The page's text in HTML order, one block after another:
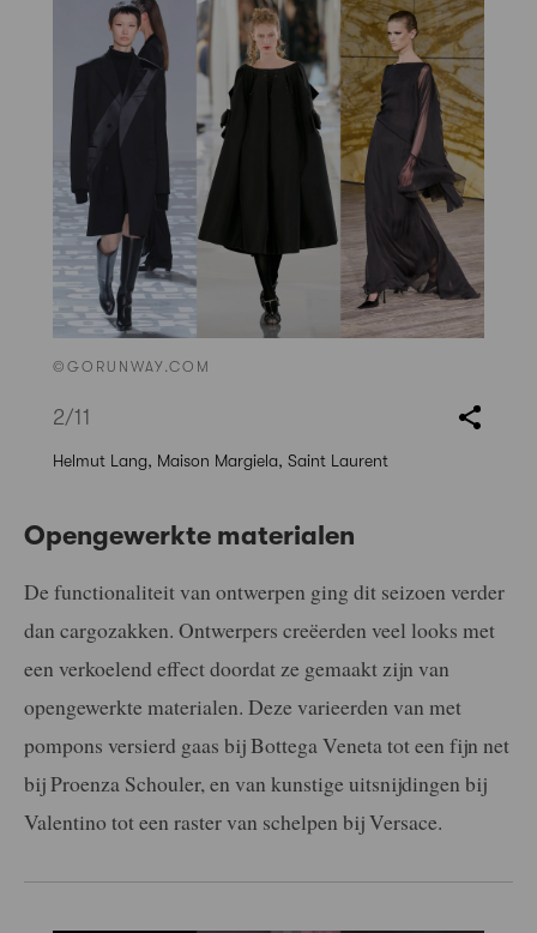
©GORUNWAY.COM
2/11
Helmut Lang, Maison Margiela, Saint Laurent
Opengewerkte materialen
De functionaliteit van ontwerpen ging dit seizoen verder
dan cargozakken. Ontwerpers creëerden veel looks met
een verkoelend effect doordat ze gemaakt zijn van
opengewerkte materialen. Deze varieerden van met
pompons versierd gaas bij Bottega Veneta tot een fijn net
bij Proenza Schouler, en van kunstige uitsnijdingen bij
Valentino tot een raster van schelpen bij Versace.